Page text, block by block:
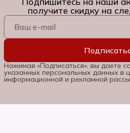
получите скидку на
Нажимая «Подписаться», вы даете
указанных персональных данных в
информационной и рекламной